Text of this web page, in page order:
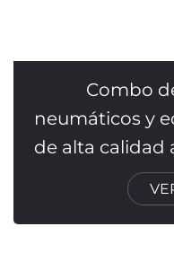
Combo
neumáticos y
de alta calidad